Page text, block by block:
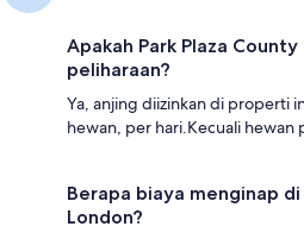
Apakah Park Plaza
peliharaan?
Ya, anjing diizinkan di properti
hewan, per hari.Kecuali hewan
Berapa biaya menginap di
London?